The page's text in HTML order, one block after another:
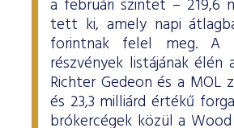
a februári szintet – 219,6
tett ki, amely napi
forintnak felel meg. A
részvények listájának élén
Richter Gedeon és a MOL
és 23,3 milliárd értékű
brókercégek közül a